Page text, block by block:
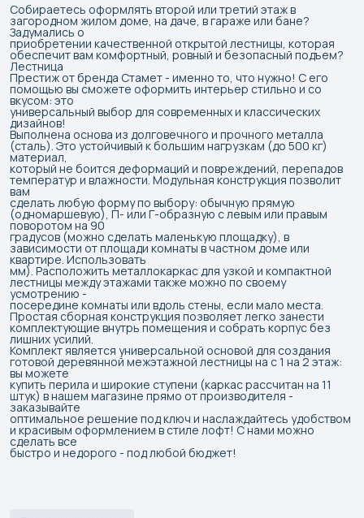
Собираетесь оформлять второй или третий этаж в
загородном жилом доме, на даче, в гараже или бане?
Задумались о
приобретении качественной открытой лестницы, которая
обеспечит вам комфортный, ровный и безопасный подъем?
Лестница
Престиж от бренда Стамет - именно то, что нужно! С его
помощью вы сможете оформить интерьер стильно и со
вкусом: это
универсальный выбор для современных и классических
дизайнов!
Выполнена основа из долговечного и прочного металла
(сталь). Это устойчивый к большим нагрузкам (до 500 кг)
материал,
который не боится деформаций и повреждений, перепадов
температур и влажности. Модульная конструкция позволит
вам
сделать любую форму по выбору: обычную прямую
(одномаршевую), П- или Г-образную с левым или правым
поворотом на 90
градусов (можно сделать маленькую площадку), в
зависимости от площади комнаты в частном доме или
квартире. Использовать
мм). Расположить металлокаркас для узкой и компактной
лестницы между этажами также можно по своему
усмотрению -
посередине комнаты или вдоль стены, если мало места.
Простая сборная конструкция позволяет легко занести
комплектующие внутрь помещения и собрать корпус без
лишних усилий.
Комплект является универсальной основой для создания
готовой деревянной межэтажной лестницы на с 1 на 2 этаж:
вы можете
купить перила и широкие ступени (каркас рассчитан на 11
штук) в нашем магазине прямо от производителя -
заказывайте
оптимальное решение под ключ и наслаждайтесь удобством
и красивым оформлением в стиле лофт! С нами можно
сделать все
быстро и недорого - под любой бюджет!